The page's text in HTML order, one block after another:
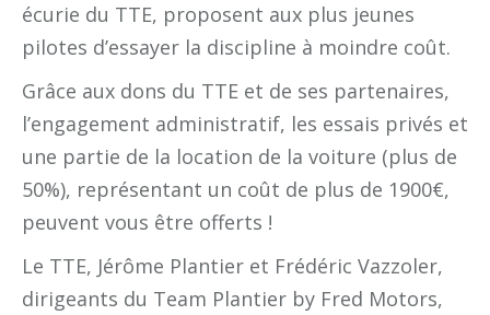
écurie du TTE, proposent aux plus jeunes
pilotes d’essayer la discipline à moindre coût.
Grâce aux dons du TTE et de ses partenaires,
l’engagement administratif, les essais privés et
une partie de la location de la voiture (plus de
50%), représentant un coût de plus de 1900€,
peuvent vous être offerts !
Le TTE, Jérôme Plantier et Frédéric Vazzoler,
dirigeants du Team Plantier by Fred Motors,